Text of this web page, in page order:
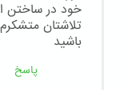
خود در ساختن
تلاشتان
باشید
پاسخ